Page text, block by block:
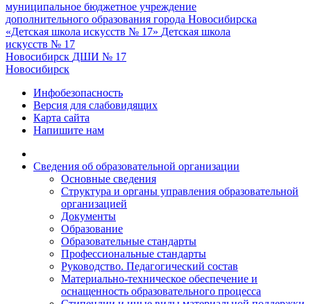
муниципальное бюджетное учреждение
дополнительного образования города Новосибирска
«Детская школа искусств № 17» Детская школа
искусств № 17
Новосибирск ДШИ № 17
Новосибирск
Инфобезопасность
Версия для слабовидящих
Карта сайта
Напишите нам
Сведения об образовательной организации
Основные сведения
Структура и органы управления образовательной
организацией
Документы
Образование
Образовательные стандарты
Профессиональные стандарты
Руководство. Педагогический состав
Материально-техническое обеспечение и
оснащенность образовательного процесса